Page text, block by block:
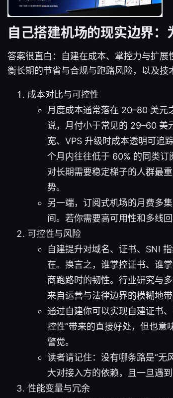
自己搭建机场的现实边界
答案很直白：自建在成本、掌控力与扩
衡长期的节省与合规与跑路风险，以及技
成本对比与可控性
月度成本通常落在 20–80 美元
说，月付小于常见的 29–60 美
宽、VPS 升级时成本透明可追
个月内往往低于 60% 的同类订
对长期需要稳定梯子的人群最
势。
另一端，订阅式机场的月费多
间。若你需要高可用性和多线
可控性与风险
自建提升对域名、证书、SNI
在。换言之，谁掌控证书、谁
商跑路时的韧性。行业研究与
来自运营与法律边界的模糊地带
通过自建你可以实现自建证书
控性”带来的直接好处，但也意
警觉。
读者请记住：没有哪条路是“无
大对接入方的依赖，且一旦遇
性能变量与冗余